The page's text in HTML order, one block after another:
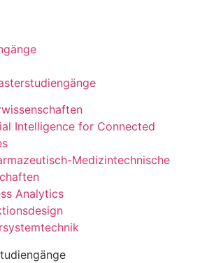
Intelligence for Connected
Medizintechnische
Analytics